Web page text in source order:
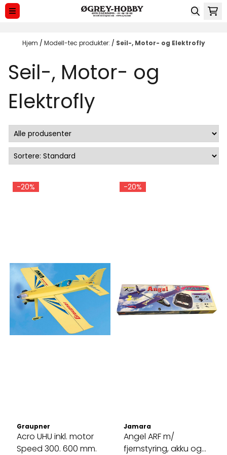
Hopp til innhold
Hjem / Modell-tec produkter: / Seil-, Motor- og Elektrofly
Seil-, Motor- og
Elektrofly
-20%
Graupner
Acro UHU inkl. motor
Speed 300. 600 mm.
-20%
Jamara
Angel ARF m/
fjernstyring, akku og